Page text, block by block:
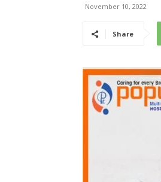
November 10, 2022
Share